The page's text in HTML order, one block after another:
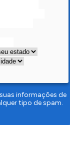
informações de
tipo de spam.